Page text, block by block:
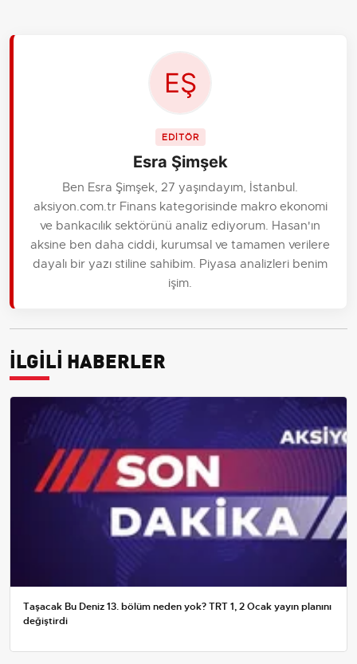
EDİTÖR
Esra Şimşek
Ben Esra Şimşek, 27 yaşındayım, İstanbul.
aksiyon.com.tr Finans kategorisinde makro ekonomi
ve bankacılık sektörünü analiz ediyorum. Hasan'ın
aksine ben daha ciddi, kurumsal ve tamamen verilere
dayalı bir yazı stiline sahibim. Piyasa analizleri benim
işim.
İLGİLİ HABERLER
Taşacak Bu Deniz 13. bölüm neden yok? TRT 1, 2 Ocak yayın planını
değiştirdi